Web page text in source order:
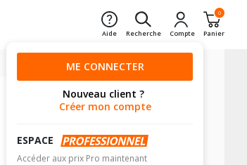
Aide Recherche Compte
0
Panier
ME CONNECTER
Nouveau client ?
Créer mon compte
ESPACE
Accéder aux prix Pro maintenant